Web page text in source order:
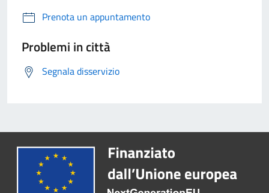
Prenota un appuntamento
Problemi in città
Segnala disservizio